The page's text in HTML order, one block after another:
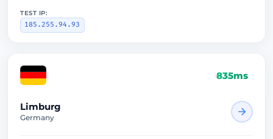
TEST IP:
185.255.94.93
835ms
Limburg
Germany